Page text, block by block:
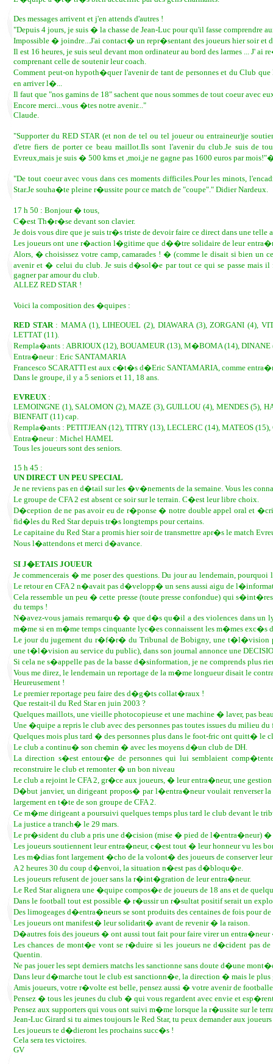
Des messages arrivent et j'en attends d'autres !
"Depuis 4 jours, je suis � la chasse de Jean-Luc pour qu'il fasse comprendre
Impossible � joindre...J'ai contact� un repr�sentant des joueurs hier soir et
Il est 16 heures, je suis seul devant mon ordinateur au bord des larmes ... J' ai
comprenant celle de soutenir leur coach.
Comment peut-on hypoth�quer l'avenir de tant de personnes et du Club
en arriver l�...
Il faut que "nos gamins de 18" sachent que nous sommes de tout coeur avec
Encore merci...vous �tes notre avenir..."
Claude.
"Supporter du RED STAR (et non de tel ou tel joueur ou entraineur)je
d'etre fiers de porter ce beau maillot.Ils sont l'avenir du club.Je suis de
Evreux,mais je suis � 500 kms et ,moi,je ne gagne pas 1600 euros par
"De tout coeur avec vous dans ces moments difficiles.Pour les minots,
Star.Je souha�te pleine r�ussite pour ce match de "coupe"." Didier Nardeux.
17 h 50 : Bonjour � tous,
C�est Th�r�se devant son clavier.
Je dois vous dire que je suis tr�s triste de devoir faire ce direct dans une telle
Les joueurs ont une r�action l�gitime que d��tre solidaire de leur
Alors, � choisissez votre camp, camarades ! � (comme le disait si bien
avenir et � celui du club. Je suis d�sol�e par tout ce qui se passe mais
gagner par amour du club.
ALLEZ RED STAR !
Voici la composition des �quipes :
RED STAR: MAMA (1), LIHEOUEL (2), DIAWARA (3), ZORGANI (4),
LETTAT (11).
Rempla�ants : ABRIOUX (12), BOUAMEUR (13), M�BOMA (14), DINANE
Entra�neur : Eric SANTAMARIA
Francesco SCARATTI est aux c�t�s d�Eric SANTAMARIA, comme
Dans le groupe, il y a 5 seniors et 11, 18 ans.
EVREUX :
LEMOINGNE (1), SALOMON (2), MAZE (3), GUILLOU (4), MENDES (5),
BIENFAIT (11) cap.
Rempla�ants : PETITJEAN (12), TITRY (13), LECLERC (14), MATEOS (15),
Entra�neur : Michel HAMEL
Tous les joueurs sont des seniors.
15 h 45 :
UN DIRECT UN PEU SPECIAL
Je ne reviens pas en d�tail sur les �v�nements de la semaine. Vous les
Le groupe de CFA 2 est absent ce soir sur le terrain. C�est leur libre choix.
D�ception de ne pas avoir eu de r�ponse � notre double appel oral et
fid�les du Red Star depuis tr�s longtemps pour certains.
Le capitaine du Red Star a promis hier soir de transmettre apr�s le match
Nous l�attendons et merci d�avance.
SI J�ETAIS JOUEUR
Je commencerais � me poser des questions. Du jour au lendemain,
Le retour en CFA 2 n�avait pas d�velopp� un sens aussi aigu de
Cela ressemble un peu � cette presse (toute presse confondue) qui
du temps !
N�avez-vous jamais remarqu� � que d�s qu�il a des violences dans un
m�me si en m�me temps cinquante lyc�es connaissent les m�mes exc�s
Le jour du jugement du r�f�r� du Tribunal de Bobigny, une
une t�l�vision au service du public), dans son journal annonce une
Si cela ne s�appelle pas de la basse d�sinformation, je ne comprends plus
Vous me direz, le lendemain un reportage de la m�me longueur disait le
Heureusement !
Le premier reportage peu faire des d�g�ts collat�raux !
Que restait-il du Red Star en juin 2003 ?
Quelques maillots, une vieille photocopieuse et une machine � laver, pas
Une �quipe a repris le club avec des personnes pas toutes issues du milieu
Quelques mois plus tard � des personnes plus dans le foot-fric ont quitt� le
Le club a continu� son chemin � avec les moyens d�un club de DH.
La direction s�est entour�e de personnes qui lui semblaient
reconstruire le club et remonter � un bon niveau
Le club a rejoint le CFA 2, gr�ce aux joueurs, � leur entra�neur, une
D�but janvier, un dirigeant propos� par l�entra�neur voulait renverser
largement en t�te de son groupe de CFA 2.
Ce m�me dirigeant a poursuivi quelques temps plus tard le club devant le
La justice a tranch� le 29 mars.
Le pr�sident du club a pris une d�cision (mise � pied de l�entra�neur) �
Les joueurs soutiennent leur entra�neur, c�est tout � leur honneur vu les
Les m�dias font largement �cho de la volont� des joueurs de conserver
A 2 heures 30 du coup d�envoi, la situation n�est pas d�bloqu�e.
Les joueurs refusent de jouer sans la r�int�gration de leur entra�neur.
Le Red Star alignera une �quipe compos�e de joueurs de 18 ans et de
Dans le football tout est possible � r�ussir un r�sultat positif serait un
Des limogeages d�entra�neurs se sont produits des centaines de fois pour
Les joueurs ont manifest� leur solidarit� avant de revenir � la raison.
D�autres fois des joueurs � ont aussi tout fait pour faire virer un
Les chances de mont�e vont se r�duire si les joueurs ne d�cident pas
Quentin.
Ne pas jouer les sept derniers matchs les sanctionne sans doute d�une
Dans leur d�marche tout le club est sanctionn�e, la direction � mais le
Amis joueurs, votre r�volte est belle, pensez aussi � votre avenir de
Pensez � tous les jeunes du club � qui vous regardent avec envie et
Pensez aux supporters qui vous ont suivi m�me lorsque la r�ussite sur le
Jean-Luc Girard si tu aimes toujours le Red Star, tu peux demander aux
Les joueurs te d�dieront les prochains succ�s !
Cela sera tes victoires.
GV